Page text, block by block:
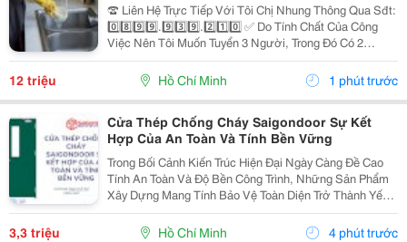
☎️ Liên Hệ Trực Tiếp Với Tôi Chị Nhung Thông Qua Sđt:
0️⃣8️⃣9️⃣9️⃣.9️⃣3️⃣9️⃣.2️⃣1️⃣0️⃣ ✅ Do Tính Chất Của Công
Việc Nên Tôi Muốn Tuyển 3 Người, Trong Đó Có 2
Người Làm Việc Tại Nhà Tôi Và 1 Người Làm Tại Nhà
Mẹ Tôi ( Ở Cách Tôi 4 Căn) ✅ Nhà Tôi Thì 1...
12 triệu Hồ Chí Minh 1 phút trước
Cửa Thép Chống Cháy Saigondoor Sự Kết
Hợp Của An Toàn Và Tính Bền Vững
Trong Bối Cảnh Kiến Trúc Hiện Đại Ngày Càng Đề Cao
Tính An Toàn Và Độ Bền Công Trình, Những Sản Phẩm
Xây Dựng Mang Tính Bảo Vệ Toàn Diện Trở Thành Yếu
Tố Trọng Tâm Trong Nhiều Dự Án. Đặc Biệt, Khi Những
Nguy Cơ Cháy Nổ Trong Các Tòa Nhà Cao Tầng, Nhà...
3,3 triệu Hồ Chí Minh 4 phút trước